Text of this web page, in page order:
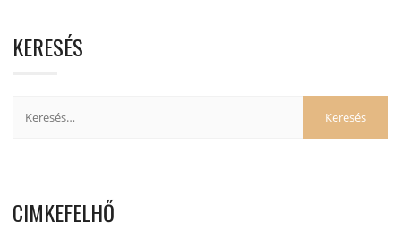
KERESÉS
CIMKEFELHŐ